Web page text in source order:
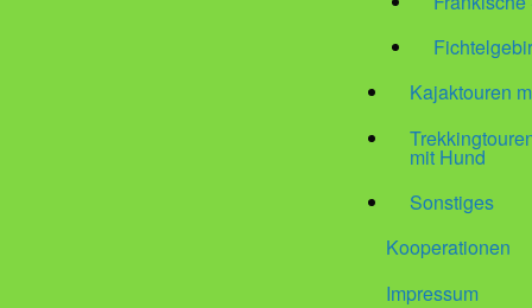
Kajaktouren
mit Hund
Sonstiges
Kooperationen
Impressum